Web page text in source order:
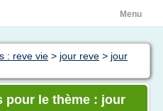
Menu
: reve vie > jour reve > jour
pour le thème : jour